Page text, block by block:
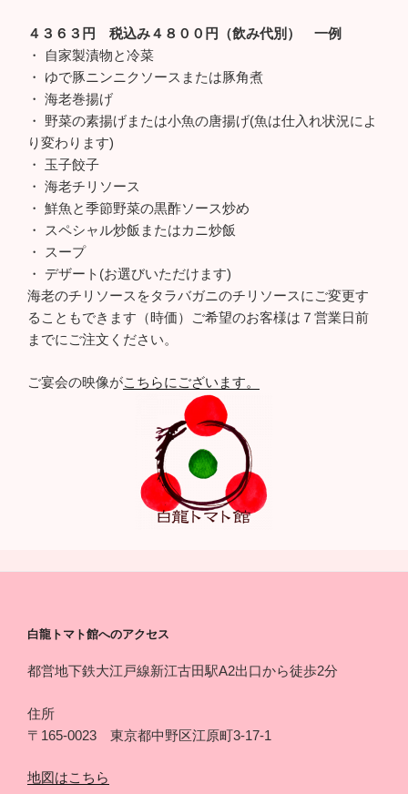
４３６３円 税込み４８００円（飲み代別） 一例
・ 自家製漬物と冷菜
・ ゆで豚ニンニクソースまたは豚角煮
・ 海老巻揚げ
・ 野菜の素揚げまたは小魚の唐揚げ(魚は仕入れ状況によ
り変わります)
・ 玉子餃子
・ 海老チリソース
・ 鮮魚と季節野菜の黒酢ソース炒め
・ スペシャル炒飯またはカニ炒飯
・ スープ
・ デザート(お選びいただけます)
海老のチリソースをタラバガニのチリソースにご変更す
ることもできます（時価）ご希望のお客様は７営業日前
までにご注文ください。
ご宴会の映像がこちらにございます。
白龍トマト館へのアクセス
都営地下鉄大江戸線新江古田駅A2出口から徒歩2分
住所
〒165-0023 東京都中野区江原町3-17-1
地図はこちら